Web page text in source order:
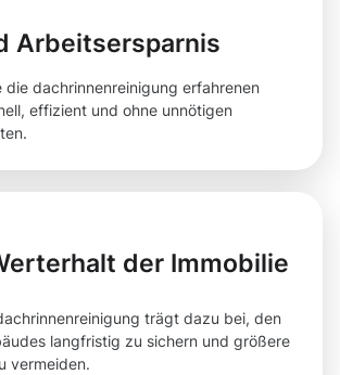
Arbeitsersparnis
die dachrinnenreinigung erfahrenen
effizient und ohne unnötigen
der Immobilie
trägt dazu bei, den
langfristig zu sichern und größere
vermeiden.